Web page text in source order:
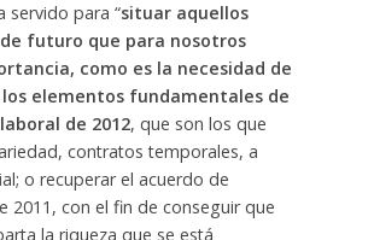
servido para “situar aquellos
futuro que para nosotros
como es la necesidad de
elementos fundamentales de
de 2012, que son los que
contratos temporales, a
o recuperar el acuerdo de
2011, con el fin de conseguir que
la riqueza que se está